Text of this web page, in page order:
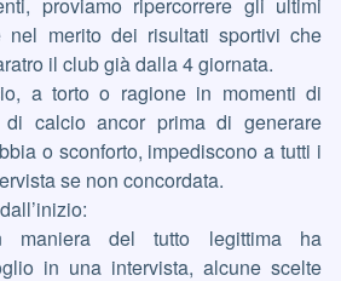
proviamo ripercorrere gli ultimi
nel merito dei risultati sportivi che
il club già dalla 4 giornata.
a torto o ragione in momenti di
calcio ancor prima di generare
o sconforto, impediscono a tutti i
se non concordata.
maniera del tutto legittima ha
in una intervista, alcune scelte